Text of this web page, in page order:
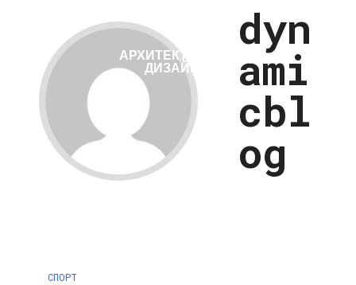
АРХИТЕКТУРА И
ДИЗАЙН
dyn
ami
cbl
og
СПОРТ